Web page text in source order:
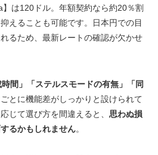
】は120ドル。年額契約なら約20％割
えることも可能です。日本円での目
るため、最新レートの確認が欠かせ
時間」「ステルスモードの有無」「同
とに機能差がしっかりと設けられて
じて選び方を間違えると、 思わぬ損
るかもしれません。